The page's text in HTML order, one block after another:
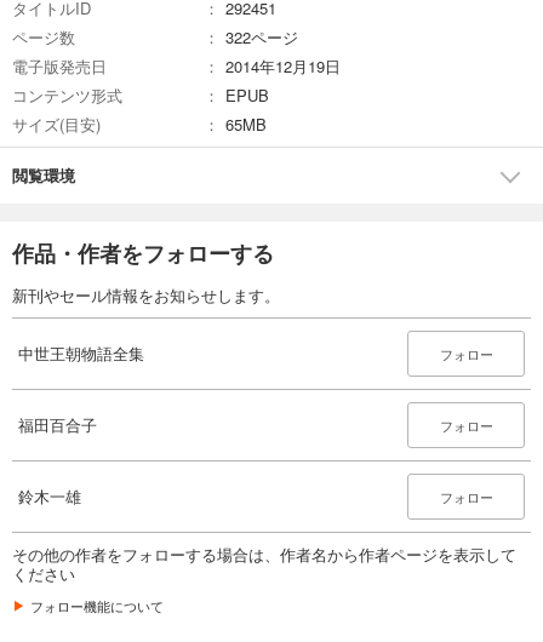
タイトルID
292451
ページ数
322ページ
電子版発売日
2014年12月19日
コンテンツ形式
EPUB
サイズ(目安)
65MB
閲覧環境
作品・作者をフォローする
新刊やセール情報をお知らせします。
中世王朝物語全集 フォロー
福田百合子 フォロー
鈴木一雄 フォロー
その他の作者をフォローする場合は、作者名から作者ページを表示して
ください
フォロー機能について